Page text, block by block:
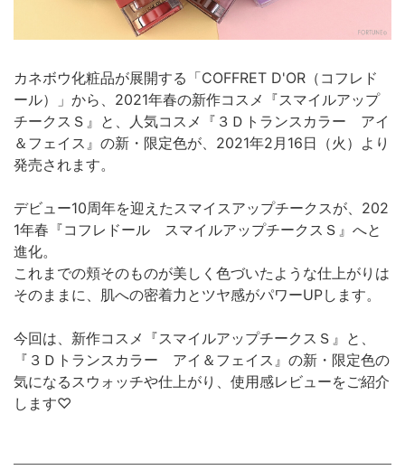
カネボウ化粧品が展開する「COFFRET D'OR（コフレド
ール）」から、2021年春の新作コスメ『スマイルアップ
チークスＳ』と、人気コスメ『３Ｄトランスカラー アイ
＆フェイス』の新・限定色が、2021年2月16日（火）より
発売されます。
デビュー10周年を迎えたスマイスアップチークスが、202
1年春『コフレドール スマイルアップチークスＳ』へと
進化。
これまでの頬そのものが美しく色づいたような仕上がりは
そのままに、肌への密着力とツヤ感がパワーUPします。
今回は、新作コスメ『スマイルアップチークスＳ』と、
『３Ｄトランスカラー アイ＆フェイス』の新・限定色の
気になるスウォッチや仕上がり、使用感レビューをご紹介
します♡